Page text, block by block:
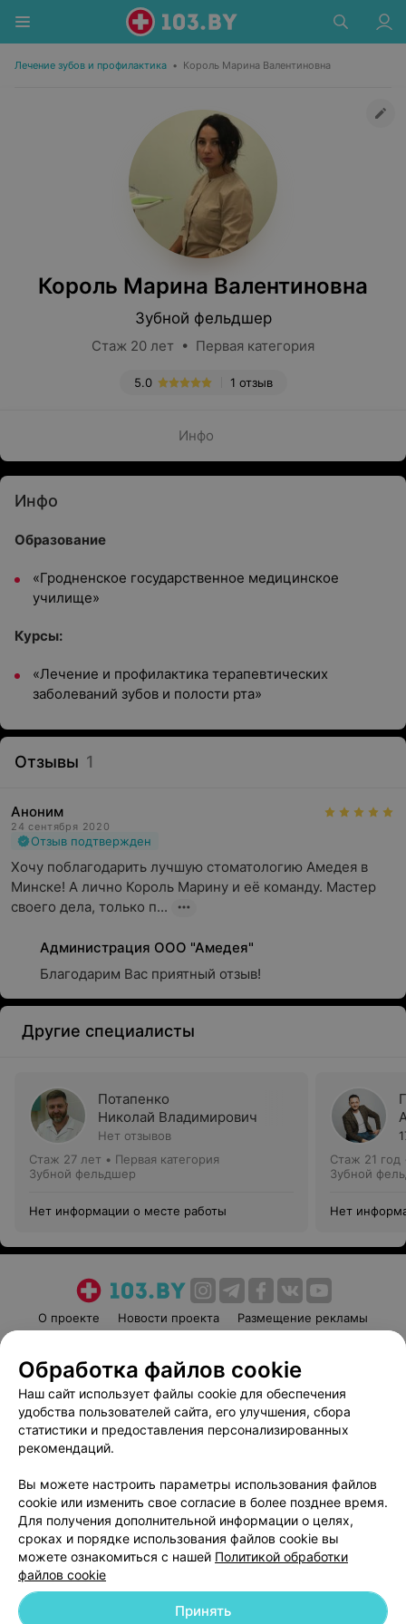
Лечение зубов и профилактика • Король Марина Валентиновна
Король Марина Валентиновна
Зубной фельдшер
Стаж 20 лет • Первая категория
1 отзыв
5.0
Инфо
Инфо
Образование
«Гродненское государственное медицинское
училище»
Курсы:
«Лечение и профилактика терапевтических
заболеваний зубов и полости рта»
Отзывы 1
Аноним
24 сентября 2020
Отзыв подтвержден
Хочу поблагодарить лучшую стоматологию Амедея в
Минске! А лично Король Марину и её команду. Мастер
своего дела, только п...
Администрация ООО "Амедея"
Благодарим Вас приятный отзыв!
Другие специалисты
Потапенко
Николай Владимирович
Нет отзывов
Стаж 27 лет • Первая категория
Зубной фельдшер
Нет информации о месте работы
Стаж 21 год
Зубной
Нет
О проекте Новости проекта
Размещение рекламы
Пользовательское соглашение
Способы оплаты
Вакансии
Партнеры
Написать руководителю 103.by
Обработка персональных данных
© 2026 ООО «Артокс Лаб», УНП 191700409 | 220012, Республика Беларусь,
Обработка файлов cookie
Наш сайт использует файлы cookie для обеспечения
удобства пользователей сайта, его улучшения, сбора
статистики и предоставления персонализированных
рекомендаций.
Вы можете настроить параметры использования файлов
cookie или изменить свое согласие в более позднее время.
Для получения дополнительной информации о целях,
сроках и порядке использования файлов cookie вы
можете ознакомиться с нашей Политикой обработки
файлов cookie
Принять